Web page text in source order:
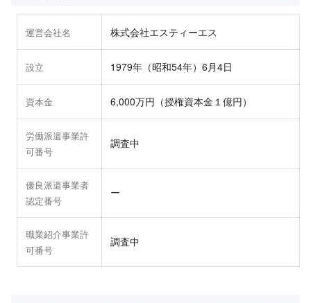
運営会社名 株式会社エスティーエス
設立 1979年（昭和54年）6月4日
資本金 6,000万円（授権資本金１億円）
労働派遣事業許
可番号
調査中
優良派遣事業者
認定番号
ー
職業紹介事業許
可番号
調査中